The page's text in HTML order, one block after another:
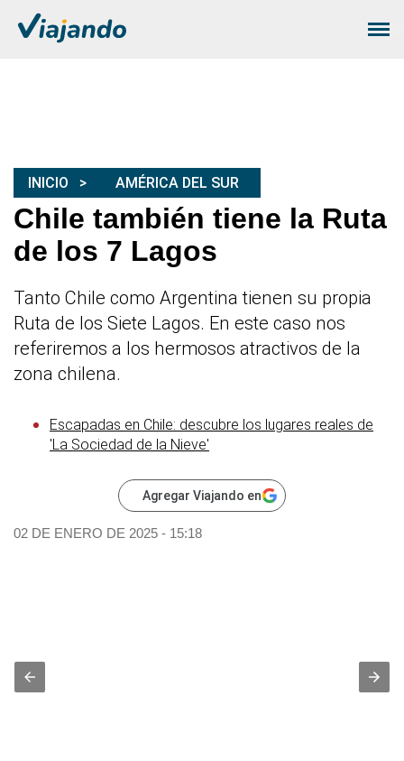
INICIO AMÉRICA DEL SUR
Chile también tiene la Ruta
de los 7 Lagos
Tanto Chile como Argentina tienen su propia
Ruta de los Siete Lagos. En este caso nos
referiremos a los hermosos atractivos de la
zona chilena.
Escapadas en Chile: descubre los lugares reales de
'La Sociedad de la Nieve'
Agregar Viajando en
02 DE ENERO DE 2025 - 15:18